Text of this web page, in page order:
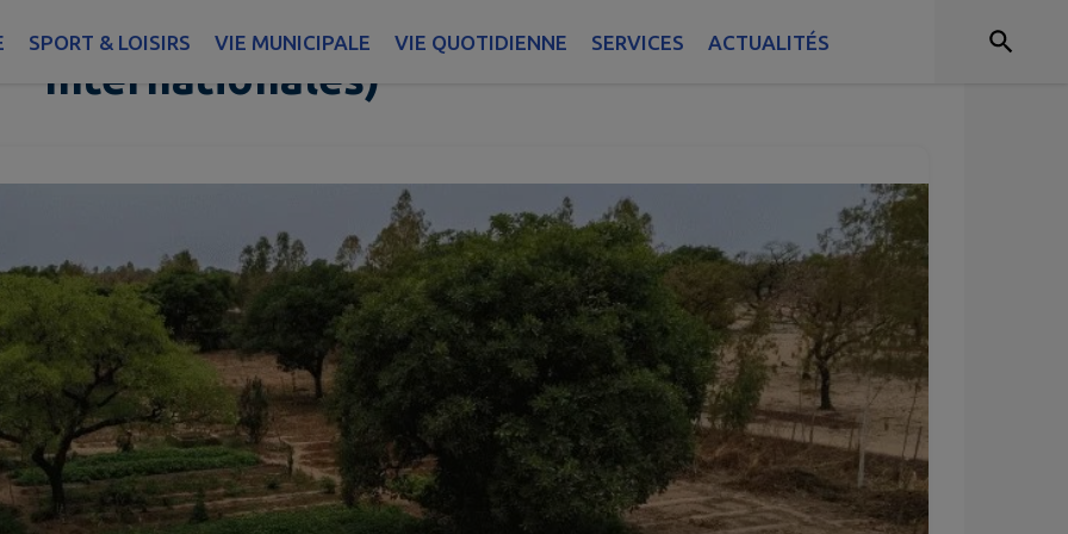
SPORT & LOISIRS VIE MUNICIPALE VIE QUOTIDIENNE SERVICES ACTUALITÉS
CARI (Centre d'Actions et de Réalisations
Internationales)